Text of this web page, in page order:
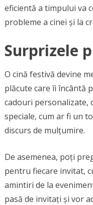
eficientă a timpului va
probleme a cinei și la
Surprizele
O cină festivă devine
plăcute care îi încântă
cadouri personalizate,
speciale, cum ar fi un
discurs de mulțumire.
De asemenea, poți
pentru fiecare invitat,
amintiri de la
pasă de invitați și vor